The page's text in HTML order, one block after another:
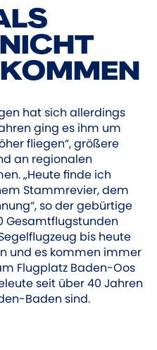
hat sich allerdings
ging es ihm um
fliegen“, größere
an regionalen
„Heute finde ich
Stammrevier, dem
so der gebürtige
Gesamtflugstunden
bis heute
und es kommen immer
Flugplatz Baden-Oos
seit über 40 Jahren
Baden sind.